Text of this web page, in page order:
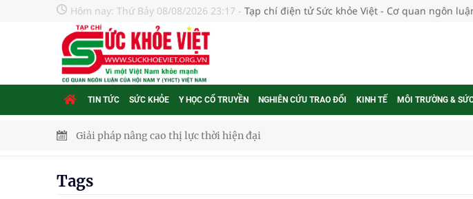
Hôm nay: Thứ Bảy 08/08/2026 23:17 - Tạp chí điện tử Sức khỏe Việt - Cơ quan ngôn
TIN TỨC SỨC KHỎE Y HỌC CỔ TRUYỀN NGHIÊN CỨU TRAO ĐỔI KINH TẾ MÔI TRƯỜNG &
Giải pháp nâng cao thị lực thời hiện đại
Tags